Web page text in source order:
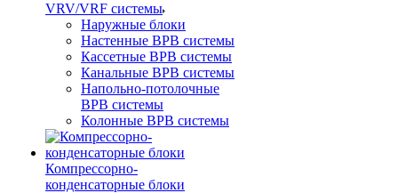
VRV/VRF системы
Наружные блоки
Настенные ВРВ системы
Кассетные ВРВ системы
Канальные ВРВ системы
Напольно-потолочные
ВРВ системы
Колонные ВРВ системы
Компрессорно-
конденсаторные блоки